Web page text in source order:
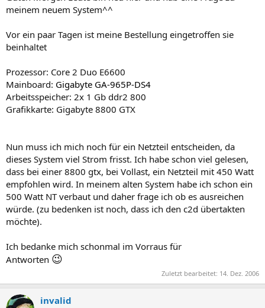
m
meinem neuem System^^
Vor ein paar Tagen ist meine Bestellung eingetroffen sie
beinhaltet
Prozessor: Core 2 Duo E6600
Mainboard: Gigabyte GA-965P-DS4
Arbeitsspeicher: 2x 1 Gb ddr2 800
Grafikkarte: Gigabyte 8800 GTX
Nun muss ich mich noch für ein Netzteil entscheiden, da
dieses System viel Strom frisst. Ich habe schon viel gelesen,
dass bei einer 8800 gtx, bei Vollast, ein Netzteil mit 450 Watt
empfohlen wird. In meinem alten System habe ich schon ein
500 Watt NT verbaut und daher frage ich ob es ausreichen
würde. (zu bedenken ist noch, dass ich den c2d übertakten
möchte).
Ich bedanke mich schonmal im Vorraus für
Antworten 😉
Zuletzt bearbeitet: 14. Dez. 2006
invalid